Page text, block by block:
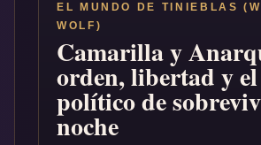
EL MUNDO DE TINIEBLAS
WOLF)
Camarilla y
orden, libertad y
político de
noche